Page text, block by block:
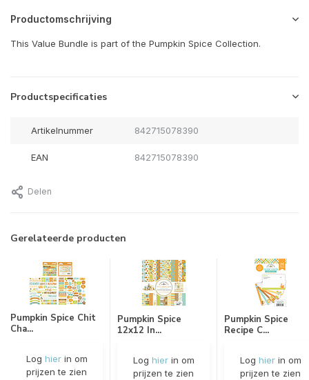
Productomschrijving
This Value Bundle is part of the Pumpkin Spice Collection.
Productspecificaties
Artikelnummer 842715078390
EAN 842715078390
Delen
Gerelateerde producten
Pumpkin Spice Chit
Cha...
Log hierin om
prijzen te zien
Pumpkin Spice
12x12 In...
Log hierin om
prijzen te zien
Pumpkin Spice
Recipe C...
Log hierin om
prijzen te zien